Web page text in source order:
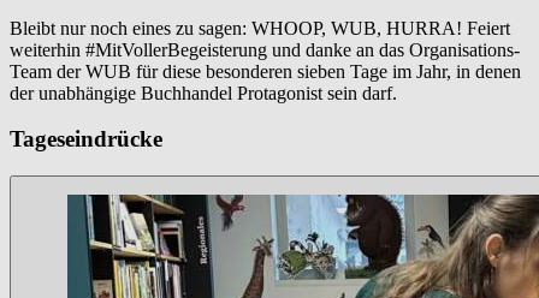
Bleibt nur noch eines zu sagen: WHOOP, WUB, HURRA! Feiert
weiterhin #MitVollerBegeisterung und danke an das Organisations-
Team der WUB für diese besonderen sieben Tage im Jahr, in denen
der unabhängige Buchhandel Protagonist sein darf.
Tageseindrücke